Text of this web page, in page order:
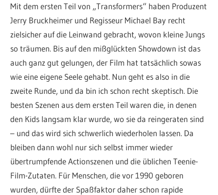
Mit dem ersten Teil von „Transformers“ haben Produzent
Jerry Bruckheimer und Regisseur Michael Bay recht
zielsicher auf die Leinwand gebracht, wovon kleine Jungs
so träumen. Bis auf den mißglückten Showdown ist das
auch ganz gut gelungen, der Film hat tatsächlich sowas
wie eine eigene Seele gehabt. Nun geht es also in die
zweite Runde, und da bin ich schon recht skeptisch. Die
besten Szenen aus dem ersten Teil waren die, in denen
den Kids langsam klar wurde, wo sie da reingeraten sind
– und das wird sich schwerlich wiederholen lassen. Da
bleiben dann wohl nur sich selbst immer wieder
übertrumpfende Actionszenen und die üblichen Teenie-
Film-Zutaten. Für Menschen, die vor 1990 geboren
wurden, dürfte der Spaßfaktor daher schon rapide